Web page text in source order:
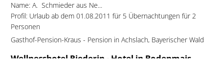
Name: A. Schmieder aus Ne...
Profil: Urlaub ab dem 01.08.2011 für 5 Übernachtungen für 2
Personen
Gasthof-Pension-Kraus - Pension in Achslach, Bayerischer Wald
Wellnesshotel Riederin - Hotel in Bodenmais,